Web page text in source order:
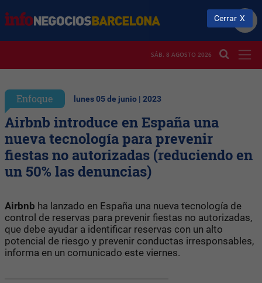
SÁB. 8 AGOSTO 2026
Enfoque lunes 05 de junio | 2023
Airbnb introduce en España una
nueva tecnología para prevenir
fiestas no autorizadas (reduciendo en
un 50% las denuncias)
Airbnb ha lanzado en España una nueva tecnología de
control de reservas para prevenir fiestas no autorizadas,
que debe ayudar a identificar reservas con un alto
potencial de riesgo y prevenir conductas irresponsables,
informa en un comunicado este viernes.
Cerrar